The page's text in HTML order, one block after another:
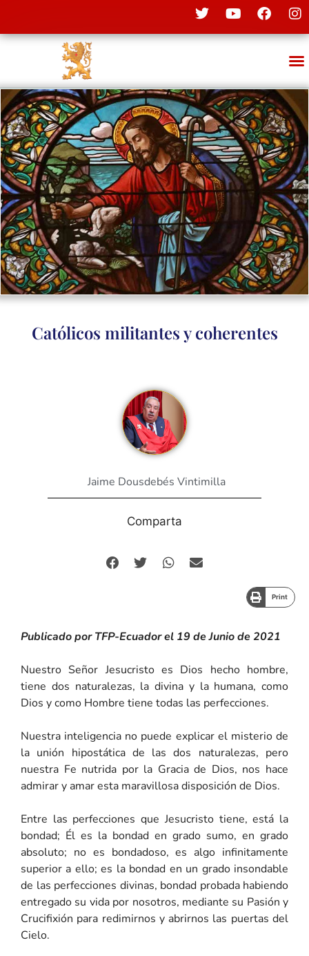
Católicos militantes y coherentes
Jaime Dousdebés Vintimilla
Comparta
Print
Publicado por TFP-Ecuador el 19 de Junio de 2021
Nuestro Señor Jesucristo es Dios hecho hombre,
tiene dos naturalezas, la divina y la humana, como
Dios y como Hombre tiene todas las perfecciones.
Nuestra inteligencia no puede explicar el misterio de
la unión hipostática de las dos naturalezas, pero
nuestra Fe nutrida por la Gracia de Dios, nos hace
admirar y amar esta maravillosa disposición de Dios.
Entre las perfecciones que Jesucristo tiene, está la
bondad; Él es la bondad en grado sumo, en grado
absoluto; no es bondadoso, es algo infinitamente
superior a ello; es la bondad en un grado insondable
de las perfecciones divinas, bondad probada habiendo
entregado su vida por nosotros, mediante su Pasión y
Crucifixión para redimirnos y abrirnos las puertas del
Cielo.